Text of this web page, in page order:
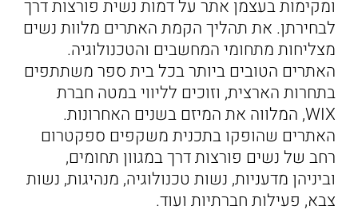
ומקימות בעצמן אתר על דמות נשית פורצות דרך
לבחירתן. את תהליך הקמת האתרים מלוות נשים
מצליחות מתחומי המחשבים והטכנולוגיה.
האתרים הטובים ביותר בכל בית ספר משתתפים
בתחרות הארצית, וזוכים לליווי במטה חברת
WIX, המלווה את המיזם בשנים האחרונות.
האתרים שהופקו בתכנית משקפים ספקטרום
רחב של נשים פורצות דרך במגוון תחומים,
וביניהן מדעניות, נשות טכנולוגיה, מנהיגות, נשות
צבא, פעילות חברתיות ועוד.